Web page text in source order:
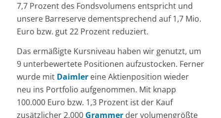
7,7 Prozent des Fondsvolumens entspricht und
unsere Barreserve dementsprechend auf 1,7 Mio.
Euro bzw. gut 22 Prozent reduziert.
Das ermäßigte Kursniveau haben wir genutzt, um
9 unterbewertete Positionen aufzustocken. Ferner
wurde mit Daimlereine Aktienposition wieder
neu ins Portfolio aufgenommen. Mit knapp
100.000 Euro bzw. 1,3 Prozent ist der Kauf
zusätzlicher 2.000 Grammerder volumengrößte